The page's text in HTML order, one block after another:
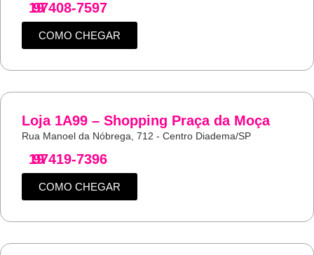
19
97408-7597
COMO CHEGAR
Loja 1A99 – Shopping Praça da Moça
Rua Manoel da Nóbrega, 712 - Centro Diadema/SP
19
97419-7396
COMO CHEGAR